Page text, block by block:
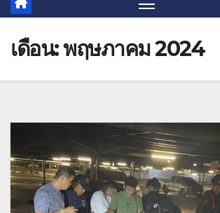
เดือน:พฤษภาคม 2024